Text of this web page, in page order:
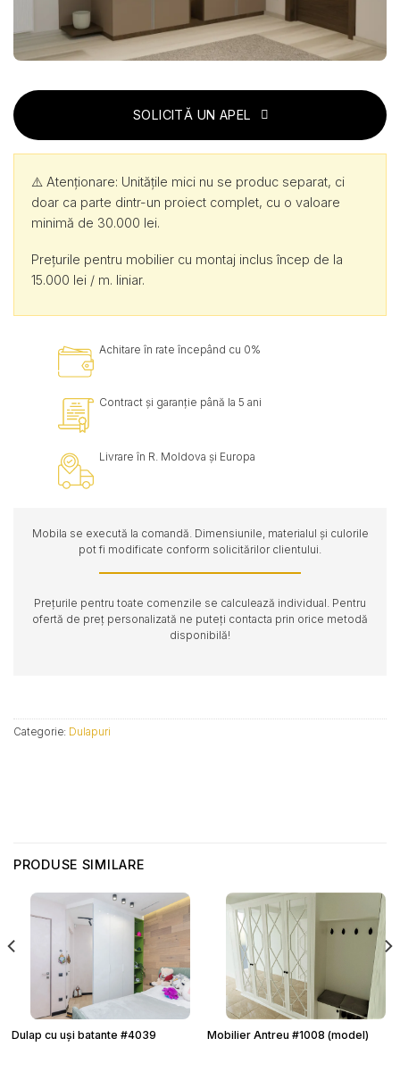
SOLICITĂ UN APEL
⚠️ Atenționare: Unitățile mici nu se produc separat, ci
doar ca parte dintr-un proiect complet, cu o valoare
minimă de 30.000 lei.
Prețurile pentru mobilier cu montaj inclus încep de la
15.000 lei / m. liniar.
Achitare în rate începând cu 0%
Contract și garanție până la 5 ani
Livrare în R. Moldova și Europa
Mobila se execută la comandă. Dimensiunile, materialul și culorile
pot fi modificate conform solicitărilor clientului.
Prețurile pentru toate comenzile se calculează individual. Pentru
ofertă de preț personalizată ne puteți contacta prin orice metodă
disponibilă!
Categorie: Dulapuri
PRODUSE SIMILARE
Dulap cu uși batante #4039 Mobilier Antreu #1008 (model)